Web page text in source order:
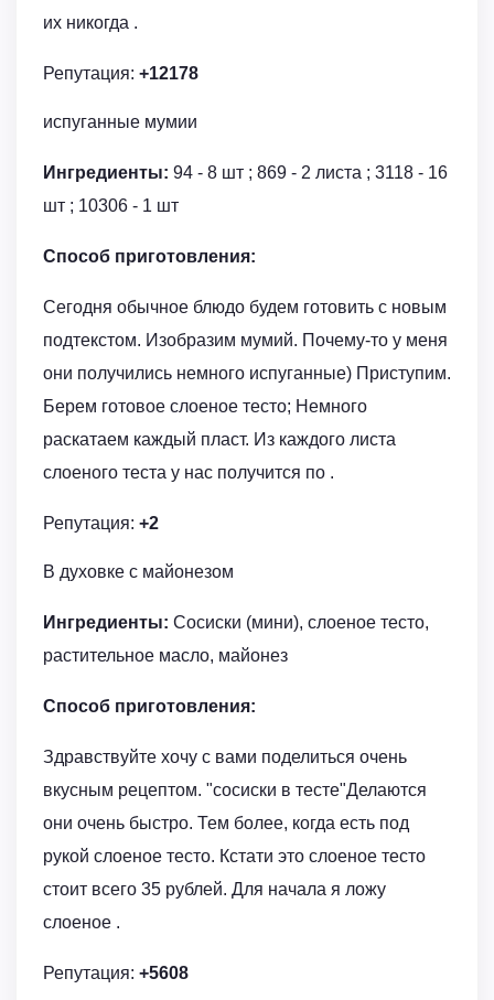
их никогда .
Репутация: +12178
испуганные мумии
Ингредиенты: 94 - 8 шт ; 869 - 2 листа ; 3118 - 16
шт ; 10306 - 1 шт
Способ приготовления:
Сегодня обычное блюдо будем готовить с новым
подтекстом. Изобразим мумий. Почему-то у меня
они получились немного испуганные) Приступим.
Берем готовое слоеное тесто; Немного
раскатаем каждый пласт. Из каждого листа
слоеного теста у нас получится по .
Репутация: +2
В духовке с майонезом
Ингредиенты: Сосиски (мини), слоеное тесто,
растительное масло, майонез
Способ приготовления:
Здравствуйте хочу с вами поделиться очень
вкусным рецептом. "сосиски в тесте"Делаются
они очень быстро. Тем более, когда есть под
рукой слоеное тесто. Кстати это слоеное тесто
стоит всего 35 рублей. Для начала я ложу
слоеное .
Репутация: +5608